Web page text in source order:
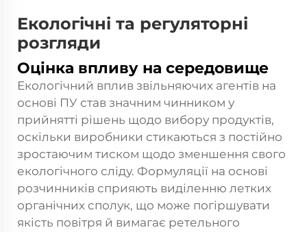
Екологічні та регуляторні
розгляди
Оцінка впливу на середовище
Екологічний вплив звільняючих агентів на
основі ПУ став значним чинником у
прийнятті рішень щодо вибору продуктів,
оскільки виробники стикаються з постійно
зростаючим тиском щодо зменшення свого
екологічного сліду. Формуляції на основі
розчинників сприяють виділенню летких
органічних сполук, що може погіршувати
якість повітря й вимагає ретельного